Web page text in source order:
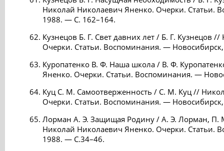
Николай Николаевич Яненко. Очерки. Статьи.
1988. — С. 162–164.
Кузнецов Б. Г. Свет давних лет / Б. Г. Кузнецов
Очерки. Статьи. Воспоминания. —
Куропатенко В. Ф. Наша школа / В. Ф.
Яненко. Очерки. Статьи. Воспоминания. —
Куц С. М. Самоотверженность / С. М. Куц //
Очерки. Статьи. Воспоминания. —
Лорман А. Э. Защищая Родину / А. Э. Лорман, П.
Николай Николаевич Яненко. Очерки. Статьи.
1988. — С.34–46.